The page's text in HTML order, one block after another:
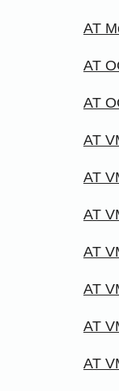
AT
AT
AT
AT
AT
AT
AT
AT
AT
AT